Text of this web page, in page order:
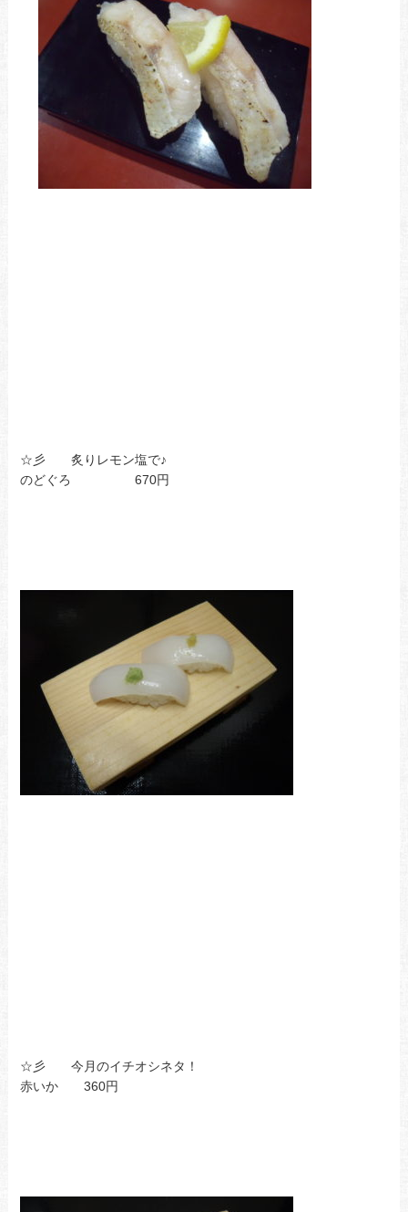
☆彡 炙りレモン塩で♪
のどぐろ 670円
☆彡 今月のイチオシネタ！
赤いか 360円